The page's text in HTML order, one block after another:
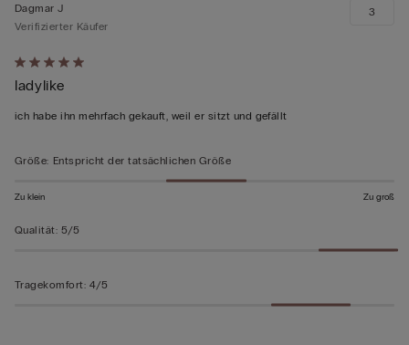
Mit
5
von
bewertet
Dagmar J
Verifizierter Käufer
ladylike
ich habe ihn mehrfach gekauft, weil er sitzt und gefällt
3
Größe: Entspricht der tatsächlichen Größe
Zu klein Zu groß
Qualität: 5/5
Tragekomfort: 4/5